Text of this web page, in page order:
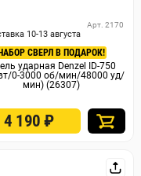
10-13 августа
Арт. 2170
СВЕРЛ В ПОДАРОК!
ударная Denzel ID-750
0-3000 об/мин/48000 уд/
мин) (26307)
4 190₽